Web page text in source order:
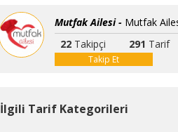
Mutfak Ailesi - Mutfak
22Takipçi 291 Tarif
Takip Et
İlgili Tarif Kategorileri